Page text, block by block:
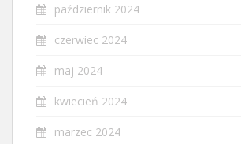
październik 2024
czerwiec 2024
maj 2024
kwiecień 2024
marzec 2024